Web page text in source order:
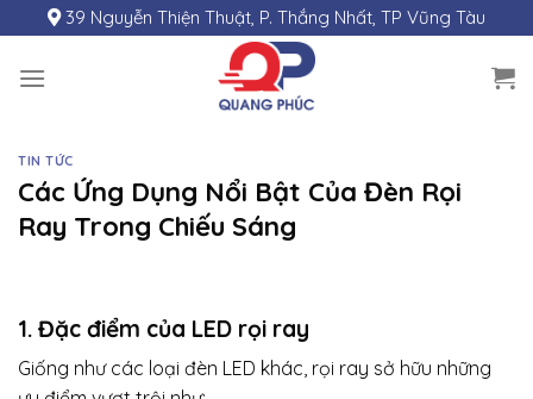
to
content
39 Nguyễn Thiện Thuật, P. Thắng Nhất, TP Vũng Tàu
TIN TỨC
Các Ứng Dụng Nổi Bật Của Đèn Rọi
Ray Trong Chiếu Sáng
1. Đặc điểm của LED rọi ray
Giống như các loại đèn LED khác, rọi ray sở hữu những